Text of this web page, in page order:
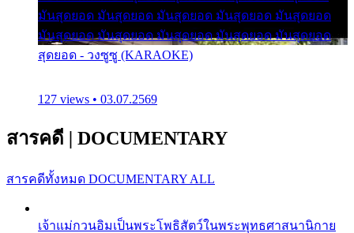
มันสุดยอด มันสุดยอด มันสุดยอด มันสุดยอด มันสุดยอด
มันสุดยอด มันสุดยอด มันสุดยอด มันสุดยอด มันสุดยอด
สุดยอด - วงซูซู (KARAOKE)
127 views • 03.07.2569
สารคดี | DOCUMENTARY
สารคดีทั้งหมด DOCUMENTARY ALL
เจ้าแม่กวนอิมเป็นพระโพธิสัตว์ในพระพุทธศาสนานิกาย